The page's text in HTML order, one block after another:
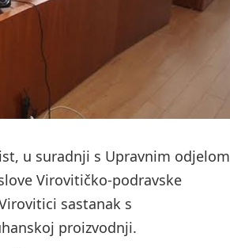
u suradnji s Upravnim odjelom
Virovitičko-podravske
sastanak s
proizvodnji.